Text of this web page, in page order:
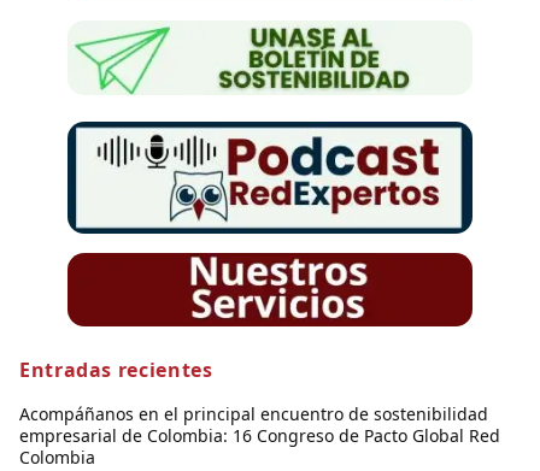
Entradas recientes
Acompáñanos en el principal encuentro de sostenibilidad
empresarial de Colombia: 16 Congreso de Pacto Global Red
Colombia